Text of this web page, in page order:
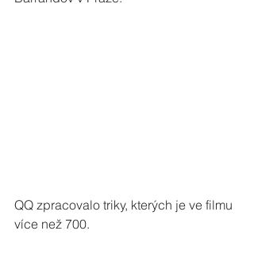
QQ zpracovalo triky, kterých je ve filmu
více než 700.